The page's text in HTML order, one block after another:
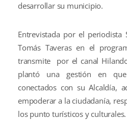
desarrollar su municipio.
Entrevistada por el periodista
Tomás Taveras en el
transmite por el canal
plantó una gestión en
conectados con su Alcaldía,
empoderar a la ciudadanía,
los punto turísticos y culturales.